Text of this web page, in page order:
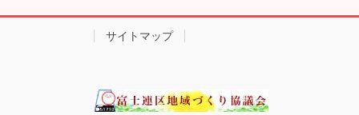
サイトマップ